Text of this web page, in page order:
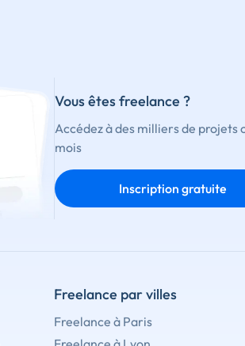
Vous êtes freelance ?
Accédez à des milliers de projets
mois
Inscription gratuite
Freelance par villes
Freelance à Paris